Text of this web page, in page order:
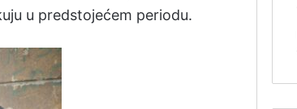
u predstojećem periodu.